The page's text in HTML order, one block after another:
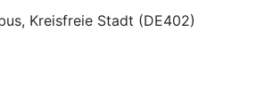
Kreisfreie Stadt (DE402)